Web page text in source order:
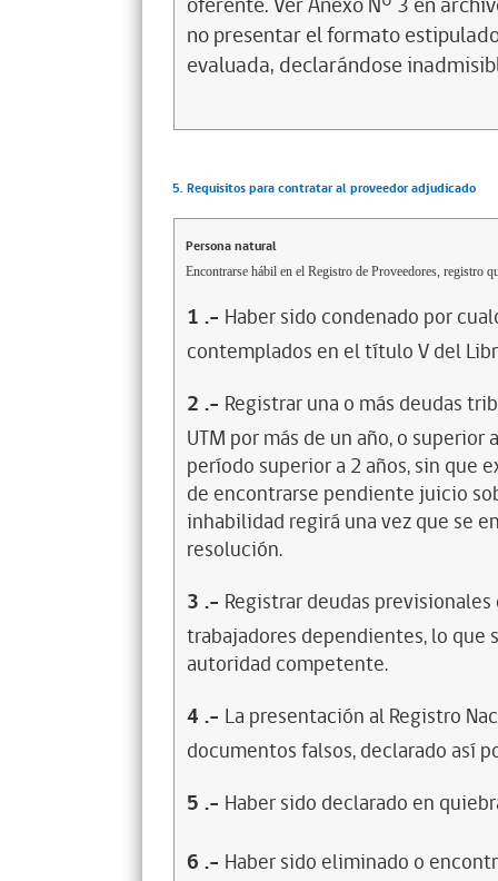
no presentar el formato
evaluada, declarándose
5. Requisitos para contratar al proveedor adjudicado
Persona natural
Encontrarse hábil en el Registro de Proveedores, registro
1 .- Haber sido condenado por
contemplados en el título V del
2 .- Registrar una o más deudas
UTM por más de un año, o
período superior a 2 años, sin que
de encontrarse pendiente juicio
inhabilidad regirá una vez que se
resolución.
3 .- Registrar deudas
trabajadores dependientes, lo
autoridad competente.
4 .- La presentación al Registro
documentos falsos, declarado así
5 .- Haber sido declarado en
6 .- Haber sido eliminado o